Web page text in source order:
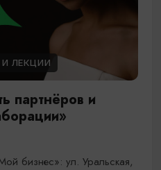
И ЛЕКЦИИ
партнёров и
бизнес»: ул. Уральская,